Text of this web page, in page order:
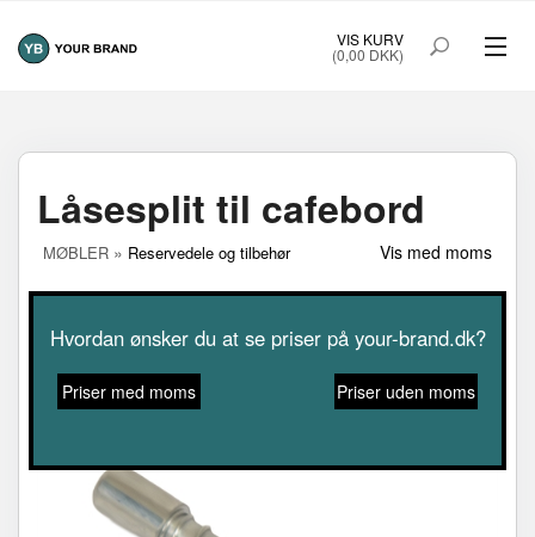
VIS KURV
(0,00 DKK)
SMART FRAME
THE WATERBAG
FORSIDE OM YOUR BRAND
Låsesplit til cafebord
MØBLER » Reservedele og tilbehør Vis med moms
Hvordan ønsker du at se priser på your-brand.dk?
Priser med moms Priser uden moms